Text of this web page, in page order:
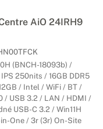
AiO 24IRH9
(BNCH-18093b) /
250nits / 16GB DDR5
/ Intel / WiFi / BT /
/ USB 3.2 / LAN / HDMI /
USB-C 3.2 / Win11H
One / 3r (3r) On-Site